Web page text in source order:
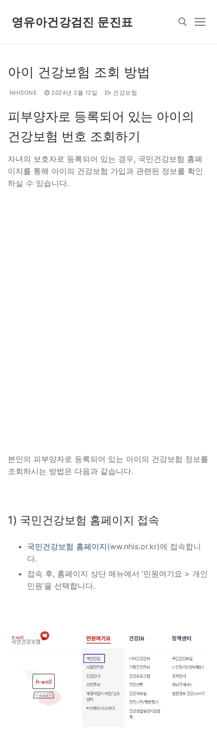
영유아건강검진 문진표
아이 건강보험 조회 방법
NHISONE 2024년 2월 12일 건강보험
피부양자로 등록되어 있는 아이의
건강보험 번호 조회하기
자녀의 보호자로 등록되어 있는 경우, 국민건강보험 홈페
이지를 통해 아이의 건강보험 가입과 관련된 정보를 확인
하실 수 있습니다.
본인의 피부양자로 등록되어 있는 아이의 건강보험 정보를
조회하시는 방법은 다음과 같습니다.
1) 국민건강보험 홈페이지 접속
국민건강보험 홈페이지(ww.nhis.or.kr)에 접속합니
다.
접속 후, 홈페이지 상단 메뉴에서 ‘민원여기요 > 개인
민원’을 선택합니다.